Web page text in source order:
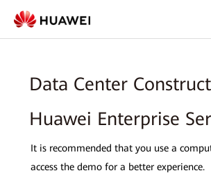
Data Center
Huawei Enterprise
It is recommended that you use a
access the demo for a better experience.